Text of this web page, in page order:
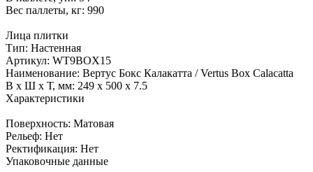
Вес паллеты, кг: 990
Лица плитки
Тип: Настенная
Артикул: WT9BOX15
Наименование: Вертус Бокс Калакатта / Vertus Box Calacatta
В x Ш x Т, мм: 249 x 500 x 7.5
Характеристики
Поверхность: Матовая
Рельеф: Нет
Ректификация: Нет
Упаковочные данные